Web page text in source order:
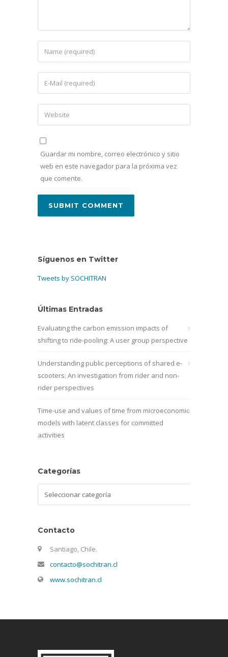
Guardar mi nombre, correo electrónico y sitio
web en este navegador para la próxima vez
que comente.
Síguenos en Twitter
Tweets by SOCHITRAN
Últimas Entradas
Evaluating the carbon emission impacts of
shifting to ride-pooling: A user group perspective
Understanding public perceptions of shared e-
scooters: An investigation from rider and non-
rider perspectives
Time-use and values of time from microeconomic
models with latent classes for committed
activities
Categorías
Contacto
Santiago, Chile.
contacto@sochitran.cl
www.sochitran.cl